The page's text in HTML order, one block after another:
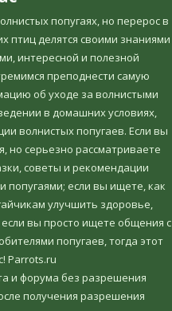
попугаях, но перерос в
птиц делятся своими знаниями
интересной и полезной
преподнести самую
об уходе за волнистыми
в домашних условиях,
волнистых попугаев. Если вы
но серьезно рассматриваете
советы и рекомендации
попугаями; если вы ищете, как
улучшить здоровье,
вы просто ищете общения с
попугаев, тогда этот
Parrots.ru
и форума без разрешения
получения разрешения